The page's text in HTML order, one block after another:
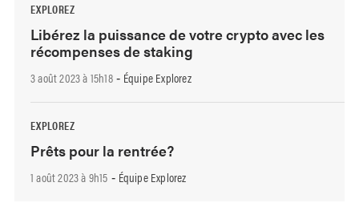
EXPLOREZ
Libérez la puissance de votre crypto avec les
récompenses de staking
3 août 2023 à 15h18- Équipe Explorez
EXPLOREZ
Prêts pour la rentrée?
1 août 2023 à 9h15 - Équipe Explorez